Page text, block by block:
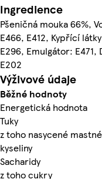
Ingredience
Pšeničná mouka 66%,
E466, E412, Kypřící
E296, Emulgátor:
E202
Výživové údaje
Běžné hodnoty
Energetická hodnota
Tuky
z toho nasycené mastné
kyseliny
Sacharidy
z toho cukry